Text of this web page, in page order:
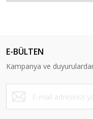
E-BÜLTEN
Kampanya ve